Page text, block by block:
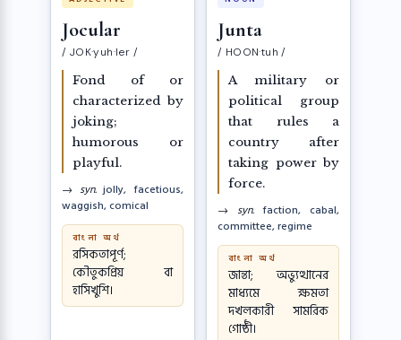
Jocular
/ JOK·yuh·ler /
Fond of or
characterized by
joking;
humorous or
playful.
→ syn.jolly, facetious,
waggish, comical
বাংলা অর্থ
রসিকতাপূর্ণ;
কৌতুকপ্রিয় বা
হাসিখুশি।
Junta
/ HOON·tuh /
A military or
political group
that rules a
country after
taking power by
force.
→ syn.faction, cabal,
committee, regime
বাংলা অর্থ
জান্তা; অভ্যুত্থানের
মাধ্যমে ক্ষমতা
দখলকারী সামরিক
গোষ্ঠী।